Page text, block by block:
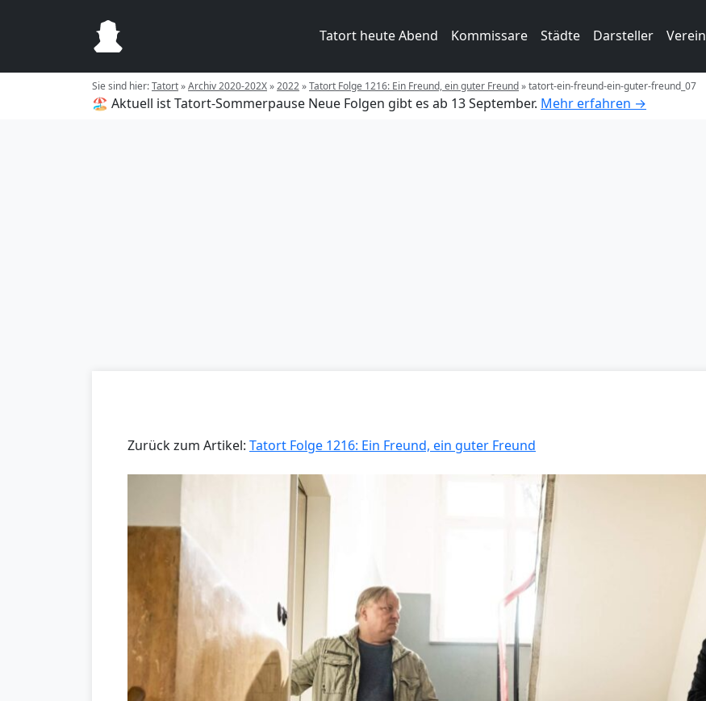
Tatort heute Abend Kommissare Städte Darsteller Verein
Sie sind hier:Tatort»Archiv 2020-202X»2022»Tatort Folge 1216: Ein Freund, ein guter Freund»tatort-ein-freund-ein-guter-freund_07
🏖️ Aktuell ist Tatort-Sommerpause Neue Folgen gibt es ab 13 September. Mehr erfahren →
Zurück zum Artikel: Tatort Folge 1216: Ein Freund, ein guter Freund